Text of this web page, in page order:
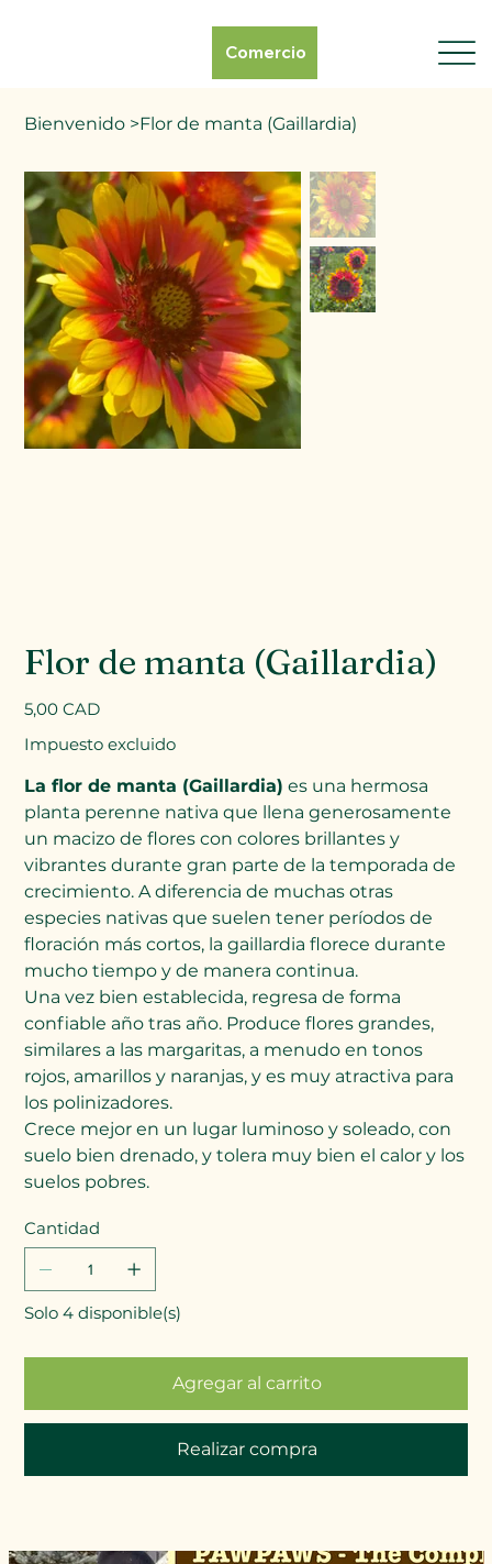
Comercio
Bienvenido >Flor de manta (Gaillardia)
Flor de manta (Gaillardia)
Precio
5,00 CAD
Impuesto excluido
La flor de manta (Gaillardia) es una hermosa
planta perenne nativa que llena generosamente
un macizo de flores con colores brillantes y
vibrantes durante gran parte de la temporada de
crecimiento. A diferencia de muchas otras
especies nativas que suelen tener períodos de
floración más cortos, la gaillardia florece durante
mucho tiempo y de manera continua.
Una vez bien establecida, regresa de forma
confiable año tras año. Produce flores grandes,
similares a las margaritas, a menudo en tonos
rojos, amarillos y naranjas, y es muy atractiva para
los polinizadores.
Crece mejor en un lugar luminoso y soleado, con
suelo bien drenado, y tolera muy bien el calor y los
suelos pobres.
Cantidad
Solo 4 disponible(s)
Agregar al carrito
Realizar compra